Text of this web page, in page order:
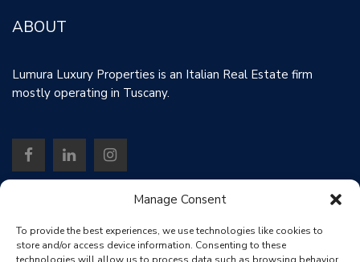
Manage Consent
To provide the best experiences, we use technologies like cookies to
store and/or access device information. Consenting to these
ABOUT
Lumura Luxury Properties is an Italian Real Estate firm
mostly operating in Tuscany.